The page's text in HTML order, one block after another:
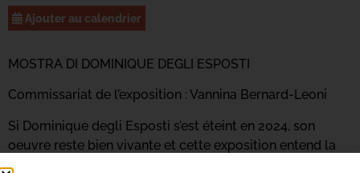
Ajouter au calendrier
MOSTRA DI DOMINIQUE DEGLI ESPOSTI
Commissariat de l’exposition : Vannina Bernard-Leoni
Si Dominique degli Esposti s’est éteint en 2024, son
oeuvre reste bien vivante et cette exposition entend la
célébrer. De ses 60 ans de carrière pléthorique, entre